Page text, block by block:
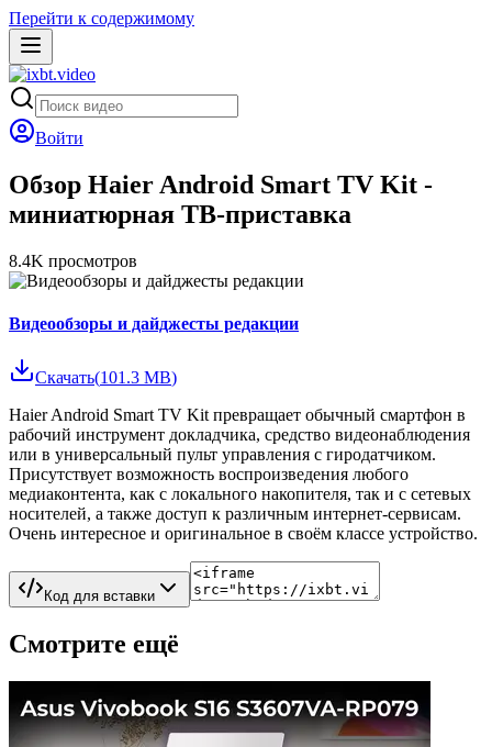
Перейти к содержимому
Войти
Обзор Haier Android Smart TV Kit -
миниатюрная ТВ-приставка
8.4K просмотров
Видеообзоры и дайджесты редакции
Скачать(101.3 MB)
Haier Android Smart TV Kit превращает обычный смартфон в
рабочий инструмент докладчика, средство видеонаблюдения
или в универсальный пульт управления с гиродатчиком.
Присутствует возможность воспроизведения любого
медиаконтента, как с локального накопителя, так и с сетевых
носителей, а также доступ к различным интернет-сервисам.
Очень интересное и оригинальное в своём классе устройство.
Код для вставки
Смотрите ещё